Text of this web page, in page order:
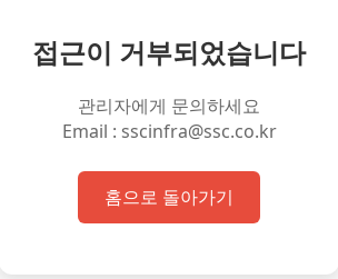
접근이 거부되었습니다
관리자에게 문의하세요
Email : sscinfra@ssc.co.kr
홈으로 돌아가기